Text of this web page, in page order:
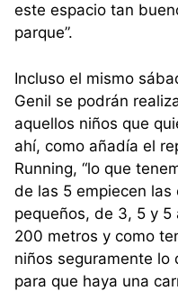
este espacio tan
parque”.
Incluso el mismo
Genil se podrán
aquellos niños que
ahí, como añadía el
Running, “lo que
de las 5 empiecen las
pequeños, de 3, 5 y
200 metros y como
niños seguramente lo
para que haya una